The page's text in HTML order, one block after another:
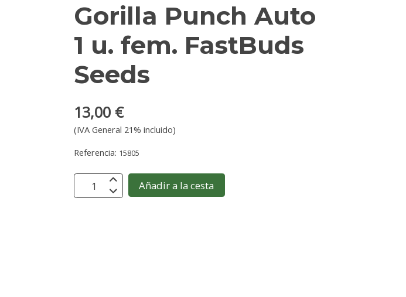
Gorilla Punch Auto
1 u. fem. FastBuds
Seeds
13,00 €
(IVA General 21% incluido)
Referencia: 15805
Añadir a la cesta